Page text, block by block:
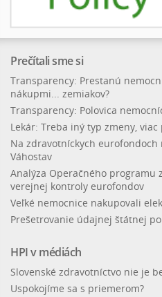
Prečítali sme si
Transparency: Prestanú
nákupmi... zemiakov?
Transparency: Polovica
Lekár: Treba iný typ zmeny,
Na zdravotníckych
Váhostav
Analýza Operačného programu
verejnej kontroly eurofondov
Veľké nemocnice nakupovali
Prešetrovanie údajnej štátnej
HPI v médiách
Slovenské zdravotníctvo nie je
Uspokojíme sa s priemerom?